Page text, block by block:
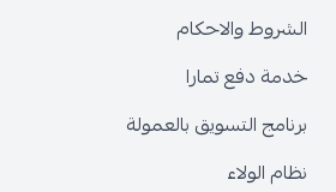
الشروط والاحكام
خدمة دفع تمارا
برنامج التسويق بالعمولة
نظام الولاء